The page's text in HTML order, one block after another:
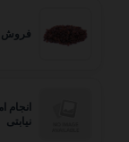
فروش
انجام
نیابتی